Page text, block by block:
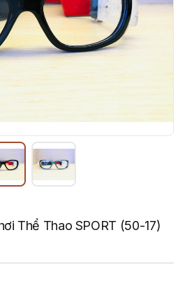
Thể Thao SPORT (50-17)